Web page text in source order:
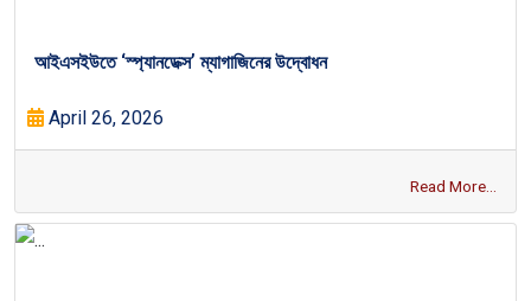
আইএসইউতে ‘স্প্যানডেক্স’ ম্যাগাজিনের উদ্বোধন
April 26, 2026
Read More...